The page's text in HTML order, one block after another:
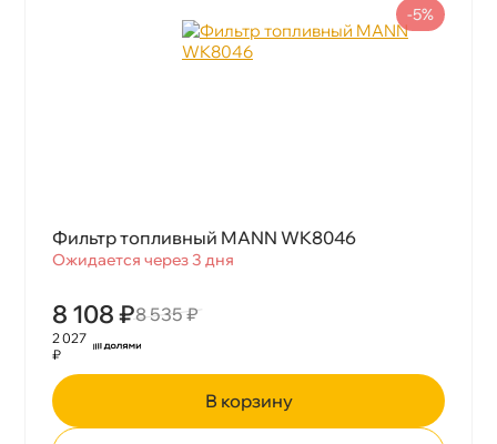
Фильтр топливный MANN WK8046
Ожидается через 3 дня
8 108 ₽8 535 ₽
-5%
2 027
₽
корзину